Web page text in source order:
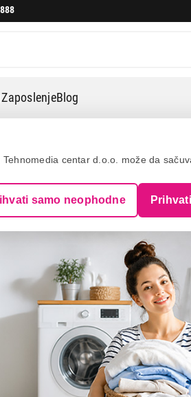
Tehnomedia centar d.o.o. može da
samo neophodne
ZaposlenjeBlog
se isplati